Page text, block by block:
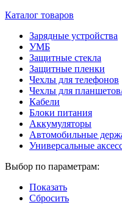
Каталог товаров
Зарядные устройства
УМБ
Защитные стекла
Защитные пленки
Чехлы для телефонов
Чехлы для
Кабели
Блоки питания
Аккумуляторы
Автомобильные
Универсальные
Выбор по параметрам:
Показать
Сбросить